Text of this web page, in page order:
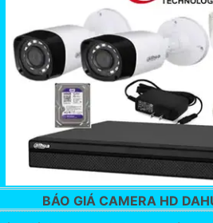
BÁO GIÁ CAMERA HD